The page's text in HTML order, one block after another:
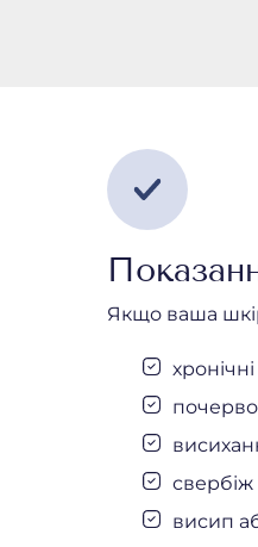
Якщо ваша
свербіж
висип